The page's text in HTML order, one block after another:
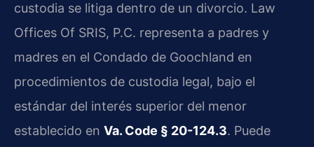
custodia se litiga dentro de un divorcio. Law
Offices Of SRIS, P.C. representa a padres y
madres en el Condado de Goochland en
procedimientos de custodia legal, bajo el
estándar del interés superior del menor
establecido en Va. Code § 20-124.3. Puede